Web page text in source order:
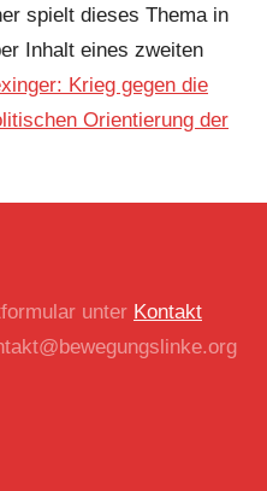
spielt dieses Thema in
Inhalt eines zweiten
Krieg gegen die
Orientierung der
unter Kontakt